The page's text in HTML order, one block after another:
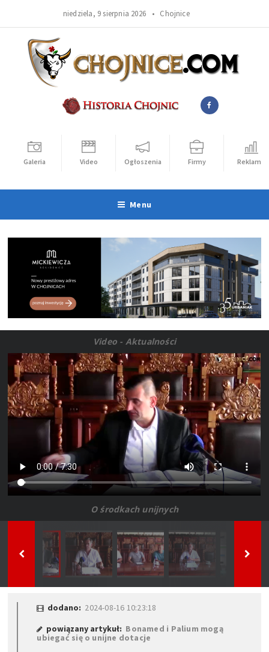
niedziela, 9 sierpnia 2026 • Chojnice
Galeria Video Ogłoszenia Firmy Reklama
Menu
Video - Aktualności
O środkach unijnych
dodano: 2024-08-16 10:23:18
powiązany artykuł: Bonamed i Palium mogą
ubiegać się o unijne dotacje